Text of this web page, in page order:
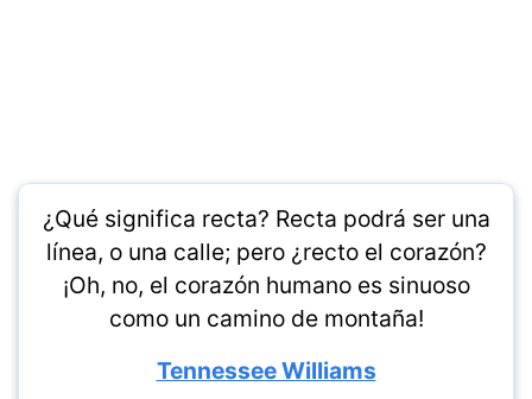
¿Qué significa recta? Recta podrá ser una
línea, o una calle; pero ¿recto el corazón?
¡Oh, no, el corazón humano es sinuoso
como un camino de montaña!
Tennessee Williams